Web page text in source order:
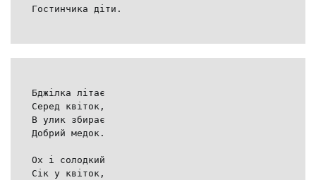
Гостинчика діти.
Бджілка літає
Серед квіток,
В улик збирає
Добрий медок.
Ох і солодкий
Сік у квіток,